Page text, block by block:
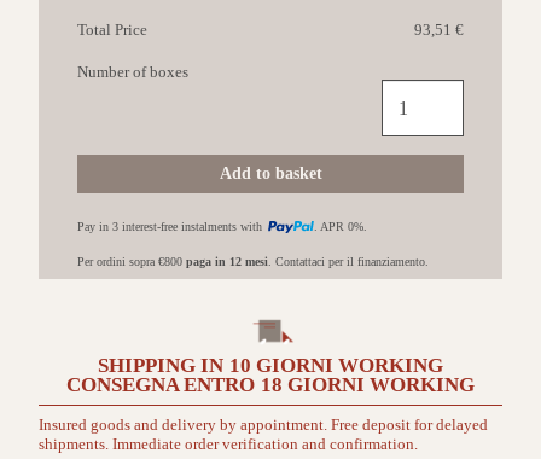
Total Price 93,51 €
Clap!Go
Tiles
Add to basket
Number of boxes
Pay in 3 interest-free instalments with . APR 0%.
Per ordini sopra €800 paga in 12 mesi. Contattaci per il finanziamento.
SHIPPING IN 10 GIORNI WORKING
CONSEGNA ENTRO 18 GIORNI WORKING
Insured goods and delivery by appointment. Free deposit for delayed
shipments. Immediate order verification and confirmation.